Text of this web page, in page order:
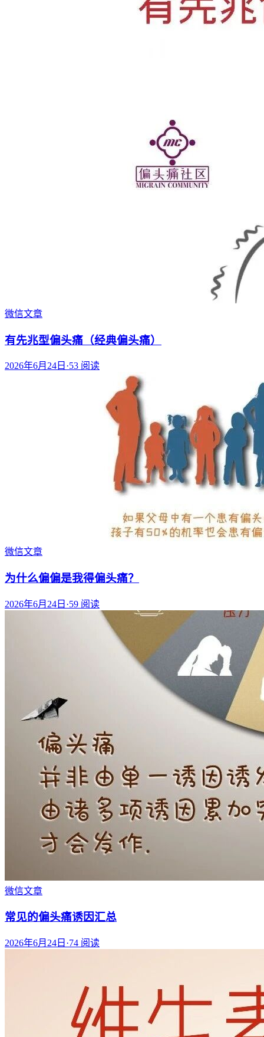
微信文章
有先兆型偏头痛（经典偏头痛）
2026年6月24日 ·53 阅读
微信文章
为什么偏偏是我得偏头痛？
2026年6月24日 ·59 阅读
微信文章
常见的偏头痛诱因汇总
2026年6月24日 ·74 阅读